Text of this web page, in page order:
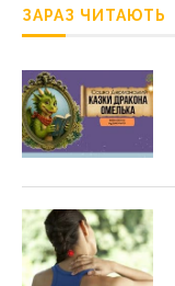
ЗАРАЗ ЧИТАЮТЬ